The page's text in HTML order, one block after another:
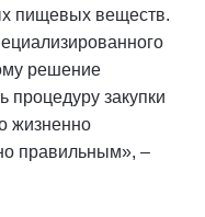
пищевых веществ.
решение
процедуру закупки
жизненно
правильным», –